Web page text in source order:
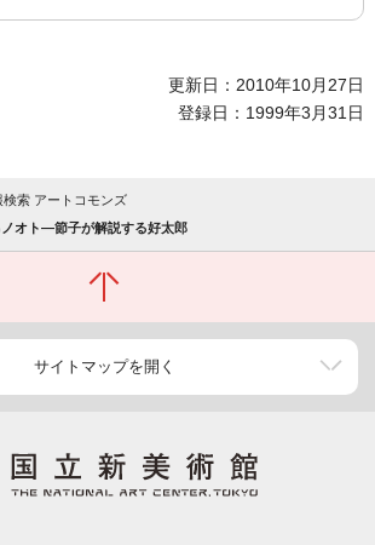
更新日：2010年10月27日
登録日：1999年3月31日
検索 アートコモンズ
オト―節子が解説する好太郎
サイトマップを開く